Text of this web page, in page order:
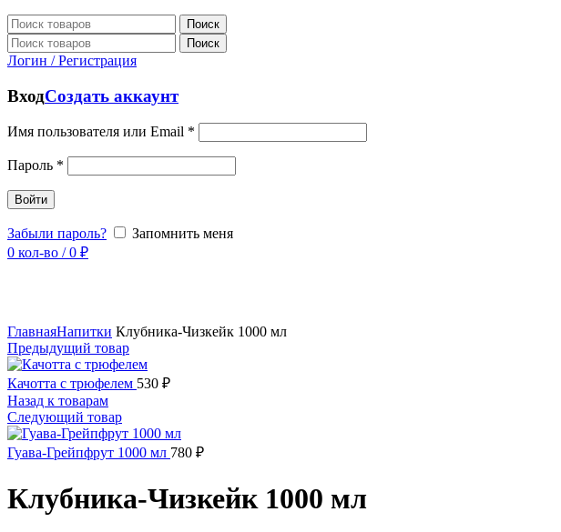
Поиск
Поиск
Логин / Регистрация
ВходСоздать аккаунт
Имя пользователя или Email *
Пароль *
Войти
Забыли пароль?
Запомнить меня
0 кол-во / 0 ₽
ГлавнаяНапитки Клубника-Чизкейк 1000 мл
Предыдущий товар
Качотта с трюфелем 530 ₽
Назад к товарам
Следующий товар
Гуава-Грейпфрут 1000 мл 780 ₽
Клубника-Чизкейк 1000 мл